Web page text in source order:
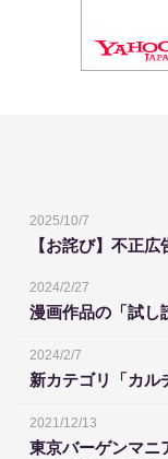
2025/10/7
【お詫び】不正
2024/2/27
漫画作品の「試し
2024/2/7
新カテゴリ「カル
2021/12/13
東京バーゲンマニ